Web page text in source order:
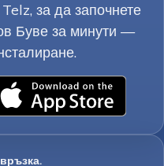
за да започнете
Буве за минути —